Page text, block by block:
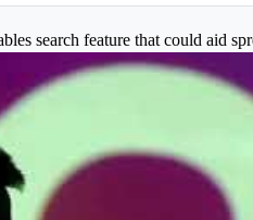
search feature that could aid